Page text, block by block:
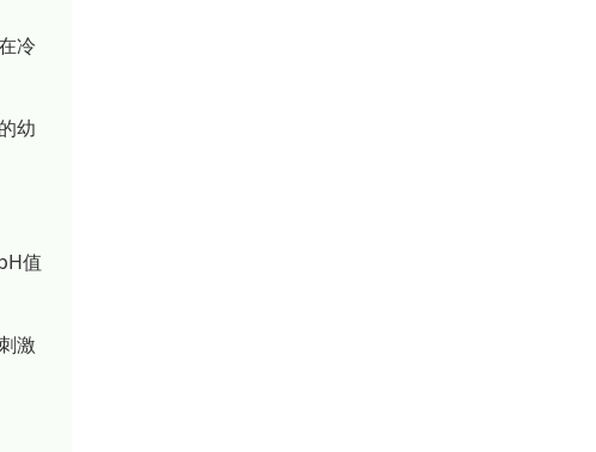
冷
幼
值
激